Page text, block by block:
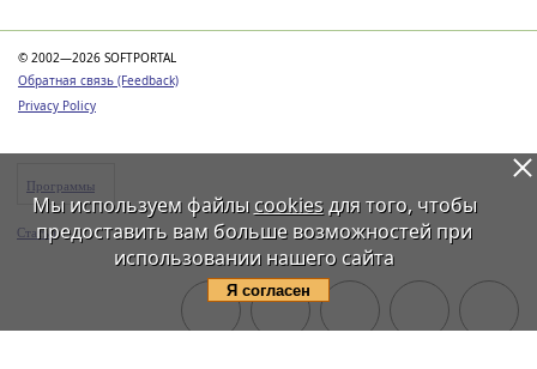
© 2002—2026 SOFTPORTAL
Обратная связь (Feedback)
Privacy Policy
Программы
Статьи
Мы используем файлы cookiesдля того, чтобы
предоставить вам больше возможностей при
использовании нашего сайта